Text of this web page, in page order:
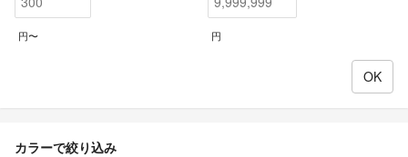
円〜 円
カラーで絞り込み